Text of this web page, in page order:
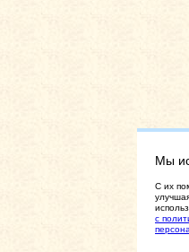
Мы
C их
с